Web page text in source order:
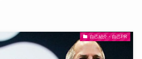
自己紹介・自己PR